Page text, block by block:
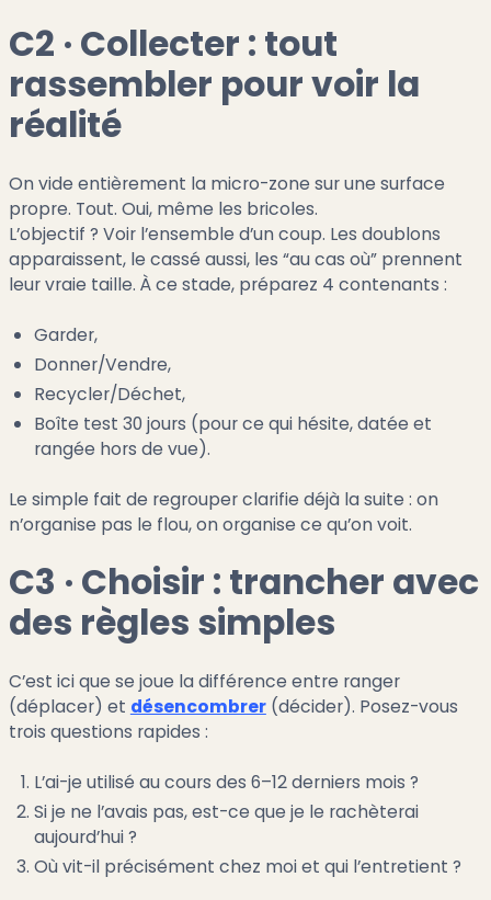
C2 · Collecter : tout
rassembler pour voir la
réalité
On vide entièrement la micro-zone sur une surface
propre. Tout. Oui, même les bricoles.
L’objectif ? Voir l’ensemble d’un coup. Les doublons
apparaissent, le cassé aussi, les “au cas où” prennent
leur vraie taille. À ce stade, préparez 4 contenants :
Garder,
Donner/Vendre,
Recycler/Déchet,
Boîte test 30 jours (pour ce qui hésite, datée et
rangée hors de vue).
Le simple fait de regrouper clarifie déjà la suite : on
n’organise pas le flou, on organise ce qu’on voit.
C3 · Choisir : trancher avec
des règles simples
C’est ici que se joue la différence entre ranger
(déplacer) et désencombrer(décider). Posez-vous
trois questions rapides :
L’ai-je utilisé au cours des 6–12 derniers mois ?
Si je ne l’avais pas, est-ce que je le rachèterai
aujourd’hui ?
Où vit-il précisément chez moi et qui l’entretient ?